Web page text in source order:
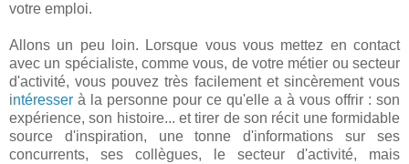
votre emploi.
Allons un peu loin. Lorsque vous vous mettez en contact
avec un spécialiste, comme vous, de votre métier ou secteur
d'activité, vous pouvez très facilement et sincèrement vous
intéresser à la personne pour ce qu'elle a à vous offrir : son
expérience, son histoire... et tirer de son récit une formidable
source d'inspiration, une tonne d'informations sur ses
concurrents, ses collègues, le secteur d'activité, mais